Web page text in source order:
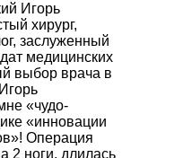
Игорь
хирург,
заслуженный
медицинских
выбор врача в
«чудо-
«инновации
Операция
2 ноги, длилась